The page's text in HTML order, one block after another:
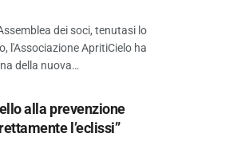
dei soci, tenutasi lo
l'Associazione ApritiCielo ha
della nuova…
alla prevenzione
l’eclissi”